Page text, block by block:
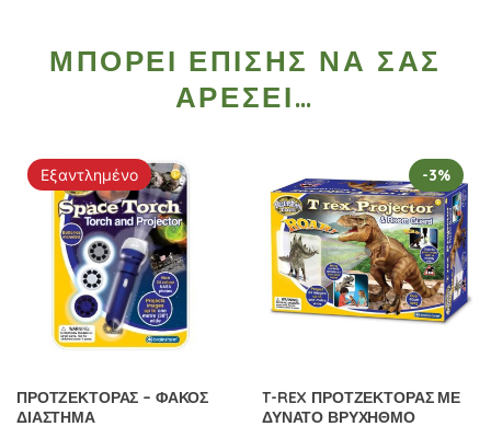
ΜΠΟΡΕΊ ΕΠΊΣΗΣ ΝΑ ΣΑΣ
ΑΡΈΣΕΙ…
Εξαντλημένο
ΠΡΟΤΖΕΚΤΟΡΑΣ – ΦΑΚΟΣ
ΔΙΑΣΤΗΜΑ
-3%
T-REX ΠΡΟΤΖΕΚΤΟΡΑΣ ΜΕ
ΔΥΝΑΤΟ ΒΡΥΧΗΘΜΟ